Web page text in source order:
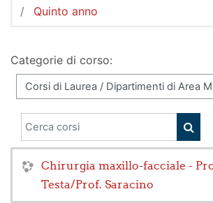
Quinto anno
Categorie di corso:
Cerca corsi
Chirurgia maxillo-facciale -
Testa/Prof. Saracino